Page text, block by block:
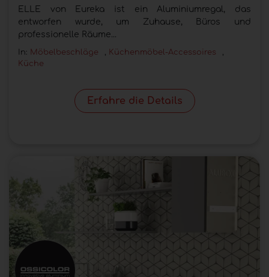
ELLE von Eureka ist ein Aluminiumregal, das
entworfen wurde, um Zuhause, Büros und
professionelle Räume...
In: Möbelbeschläge , Küchenmöbel-Accessoires
,
Küche
Erfahre die Details